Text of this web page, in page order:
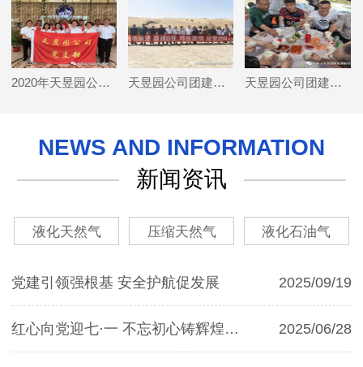
2020年天昱园公司党支部七·一活动 天昱园公司团建活动 天昱园公司团建活动
NEWS AND INFORMATION
新闻资讯
液化天然气 压缩天然气 液化石油气
党建引领强根基 安全护航促发展 2025/09/19
红心向党迎七·一 不忘初心铸辉煌——天昱园党支部2025年庆“七·一”主题党日活动 2025/06/28